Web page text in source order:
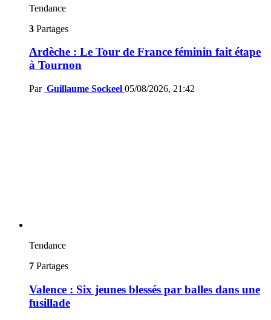
Tendance
3 Partages
Ardèche : Le Tour de France féminin fait étape
à Tournon
Par Guillaume Sockeel 05/08/2026, 21:42
Tendance
7 Partages
Valence : Six jeunes blessés par balles dans une
fusillade